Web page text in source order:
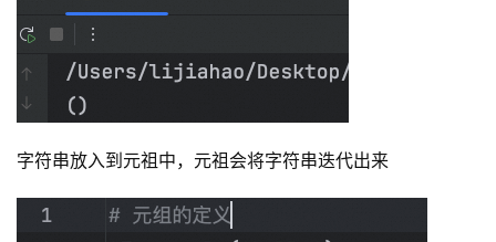
字符串放入到元祖中，元祖会将字符串迭代出来